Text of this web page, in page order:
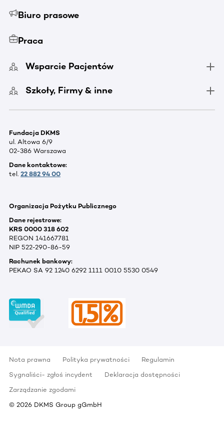
Biuro prasowe
Praca
Wsparcie Pacjentów
Szkoły, Firmy & inne
Fundacja DKMS
ul. Altowa 6/9
02-386 Warszawa
Dane kontaktowe:
tel. 22 882 94 00
Organizacja Pożytku Publicznego
Dane rejestrowe:
KRS 0000 318 602
REGON 141667781
NIP 522-290-86-59
Rachunek bankowy:
PEKAO SA 92 1240 6292 1111 0010 5530 0549
Nota prawna Polityka prywatności
Regulamin
Sygnaliści- zgłoś incydent
Deklaracja dostępności
Zarządzanie zgodami
© 2026 DKMS Group gGmbH